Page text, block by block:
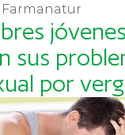
Farmanatur
sus
por